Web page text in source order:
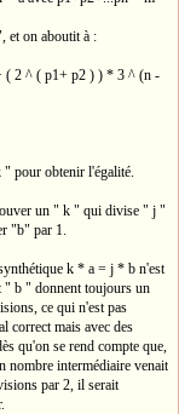
et on aboutit à :
2 ^ ( p1+ p2 ) ) * 3 ^ (n -
pour obtenir l'égalité.
un " k " qui divise " j "
"b" par 1.
k * a = j * b n'est
" b " donnent toujours un
ce qui n'est pas
correct mais avec des
qu'on se rend compte que,
nombre intermédiaire venait
par 2, il serait